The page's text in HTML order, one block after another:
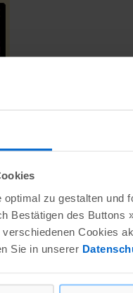
zu gestalten
Bestätigen des
Cookies
Sie in unserer